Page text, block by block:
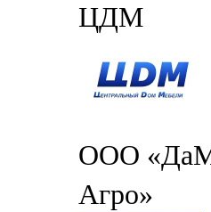
ЦДМ
ООО
Агро»